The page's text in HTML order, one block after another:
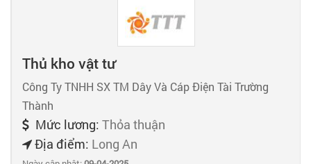
Thủ kho vật tư
Công Ty TNHH SX TM Dây Và Cáp Điện Tài Trường
Thành
Mức lương: Thỏa thuận
Địa điểm: Long An